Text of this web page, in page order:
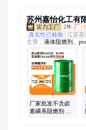
苏州嘉怡化工有
2年 厂
真实性已核验 江苏苏
主营： 液体阻燃剂、
体阻燃剂、环保液体
剂、环氧树脂液体阻
剂、聚氨酯液体阻燃
保阻燃剂、环保阻燃
厂家批发不含卤
素磷系阻燃剂 聚